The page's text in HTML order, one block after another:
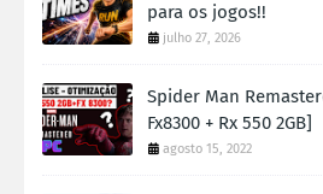
para os jogos!!
julho 27, 2026
Spider Man
Fx8300 + Rx 550 2GB]
agosto 15, 2022